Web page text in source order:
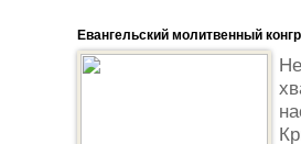
Евангельский молитвенный